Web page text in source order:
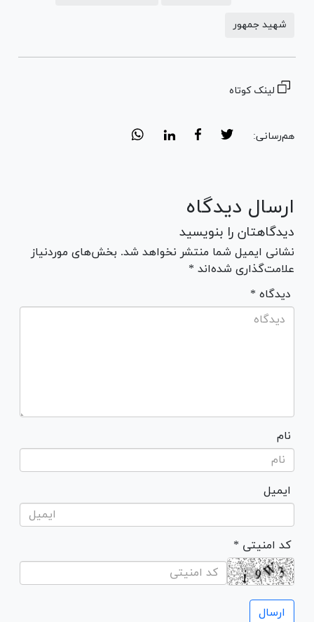
شهید جمهور
لینک کوتاه
هم‌رسانی:
ارسال دیدگاه
دیدگاهتان را بنویسید
نشانی ایمیل شما منتشر نخواهد شد. بخش‌های موردنیاز
علامت‌گذاری شده‌اند *
* دیدگاه
نام
ایمیل
* کد امنیتی